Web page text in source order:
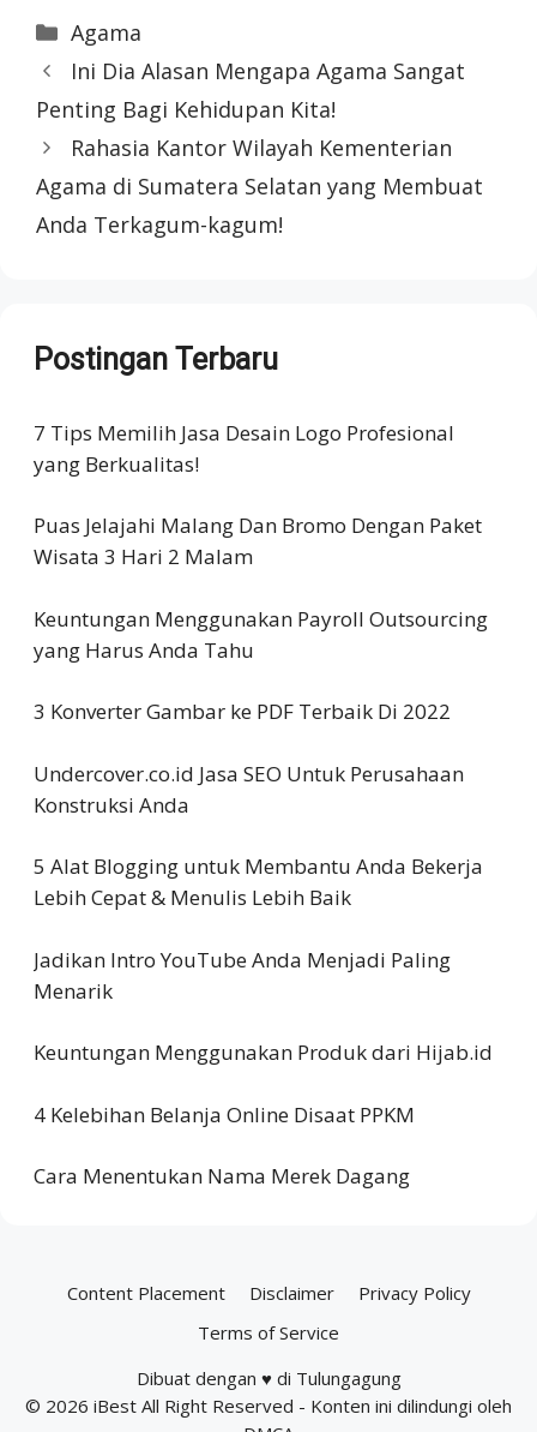
Categories
Agama
Ini Dia Alasan Mengapa Agama Sangat
Penting Bagi Kehidupan Kita!
Rahasia Kantor Wilayah Kementerian
Agama di Sumatera Selatan yang Membuat
Anda Terkagum-kagum!
Postingan Terbaru
7 Tips Memilih Jasa Desain Logo Profesional
yang Berkualitas!
Puas Jelajahi Malang Dan Bromo Dengan Paket
Wisata 3 Hari 2 Malam
Keuntungan Menggunakan Payroll Outsourcing
yang Harus Anda Tahu
3 Konverter Gambar ke PDF Terbaik Di 2022
Undercover.co.id Jasa SEO Untuk Perusahaan
Konstruksi Anda
5 Alat Blogging untuk Membantu Anda Bekerja
Lebih Cepat & Menulis Lebih Baik
Jadikan Intro YouTube Anda Menjadi Paling
Menarik
Keuntungan Menggunakan Produk dari Hijab.id
4 Kelebihan Belanja Online Disaat PPKM
Cara Menentukan Nama Merek Dagang
Content Placement Disclaimer
Privacy Policy
Terms of Service
Dibuat dengan ♥ di Tulungagung
© 2026 iBest All Right Reserved - Konten ini dilindungi oleh